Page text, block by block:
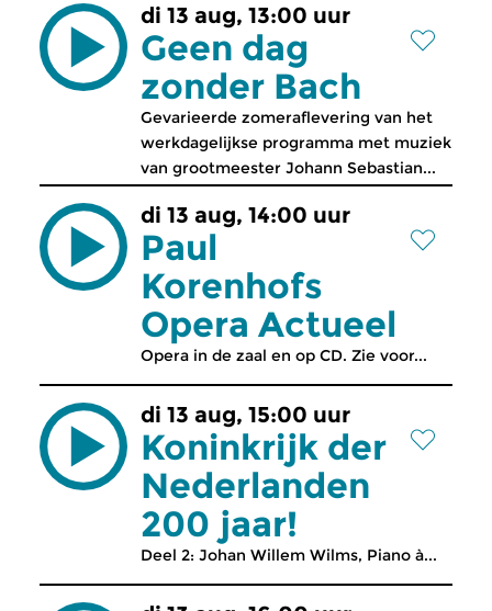
di 13 aug, 13:00 uur
Geen dag
zonder Bach
Gevarieerde zomeraflevering van het
werkdagelijkse programma met muziek
van grootmeester Johann Sebastian...
di 13 aug, 14:00 uur
Paul
Korenhofs
Opera Actueel
Opera in de zaal en op CD. Zie voor...
di 13 aug, 15:00 uur
Koninkrijk der
Nederlanden
200 jaar!
Deel 2: Johan Willem Wilms, Piano à...